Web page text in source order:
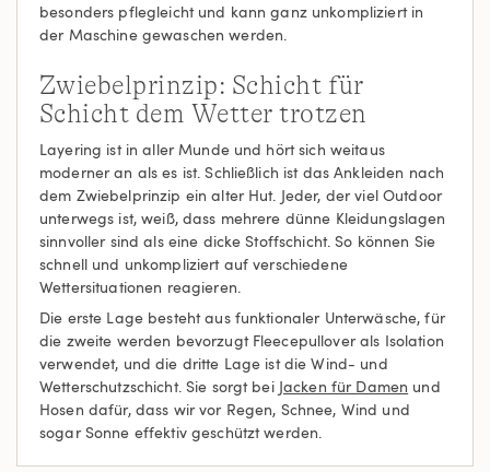
besonders pflegleicht und kann ganz unkompliziert in
der Maschine gewaschen werden.
Zwiebelprinzip: Schicht für
Schicht dem Wetter trotzen
Layering ist in aller Munde und hört sich weitaus
moderner an als es ist. Schließlich ist das Ankleiden nach
dem Zwiebelprinzip ein alter Hut. Jeder, der viel Outdoor
unterwegs ist, weiß, dass mehrere dünne Kleidungslagen
sinnvoller sind als eine dicke Stoffschicht. So können Sie
schnell und unkompliziert auf verschiedene
Wettersituationen reagieren.
Die erste Lage besteht aus funktionaler Unterwäsche, für
die zweite werden bevorzugt Fleecepullover als Isolation
verwendet, und die dritte Lage ist die Wind- und
Wetterschutzschicht. Sie sorgt bei Jacken für Damen und
Hosen dafür, dass wir vor Regen, Schnee, Wind und
sogar Sonne effektiv geschützt werden.